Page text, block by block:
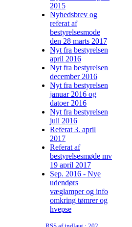
2015
Nyhedsbrev og
referat af
bestyrelsesmode
den 28 marts 2017
Nyt fra bestyrelsen
april 2016
Nyt fra bestyrelsen
december 2016
Nyt fra bestyrelsen
januar 2016 og
datoer 2016
Nyt fra bestyrelsen
juli 2016
Referat 3. april
2017
Referat af
bestyrelsesmøde mv
19 april 2017
Sep. 2016 - Nye
udendørs
væglamper og info
omkring tømrer og
hvepse